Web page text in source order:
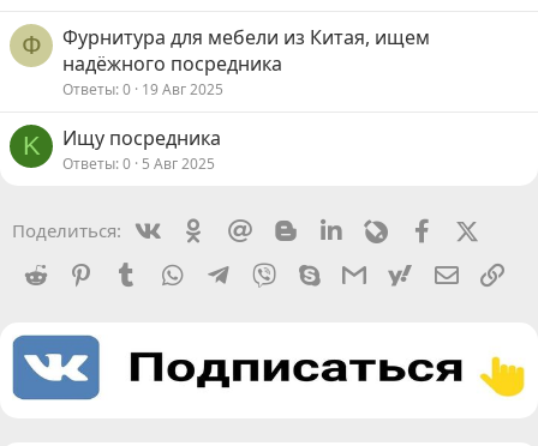
Ф
Фурнитура для мебели из Китая, ищем
надёжного посредника
Ответы 0 19 Авг 2025
K Ищу посредника
Ответы 0 5 Авг 2025
Поделиться: VkontakteOdnoklassniki
Mail.ru BloggerLinkedinLivejournalFacebook
Reddit
PinterestTumblr WhatsAppTelegram
Viber SkypeGmailyahoomail